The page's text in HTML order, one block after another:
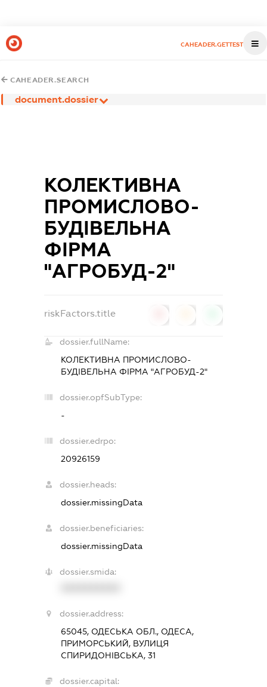
CAHEADER.GETTEST
CAHEADER.SEARCH
document.dossier
КОЛЕКТИВНА
ПРОМИСЛОВО-
БУДІВЕЛЬНА
ФІРМА
"АГРОБУД-2"
riskFactors.title
dossier.fullName:
КОЛЕКТИВНА ПРОМИСЛОВО-
БУДІВЕЛЬНА ФІРМА "АГРОБУД-2"
dossier.opfSubType:
-
dossier.edrpo:
20926159
dossier.heads:
dossier.missingData
dossier.beneficiaries:
dossier.missingData
dossier.smida:
dossier.address:
65045, ОДЕСЬКА ОБЛ., ОДЕСА,
ПРИМОРСЬКИЙ, ВУЛИЦЯ
СПИРИДОНІВСЬКА, 31
dossier.capital: